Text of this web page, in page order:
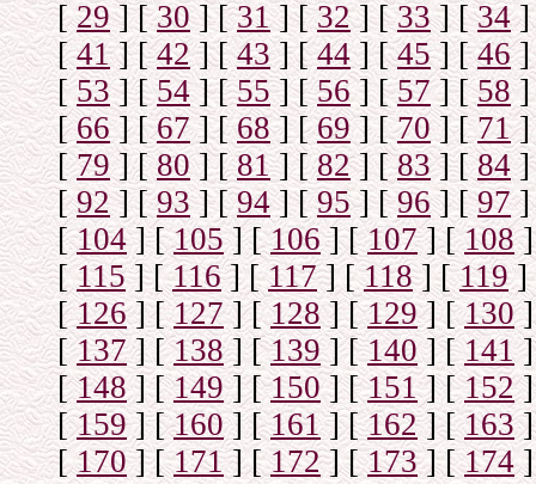
[29] [30] [31] [32] [33] [34]
[41] [42] [43] [44] [45] [46]
[53] [54] [55] [56] [57] [58]
[66] [67] [68] [69] [70] [71]
[79] [80] [81] [82] [83] [84]
[92] [93] [94] [95] [96] [97]
[104] [105] [106] [107] [108]
[ 115] [116] [117] [118] [119]
[126] [127] [128] [129] [130]
[137] [138] [139] [140] [ 141]
[148] [149] [150] [151] [152]
[159] [160] [161] [162] [163]
[170] [171] [172] [173] [174]